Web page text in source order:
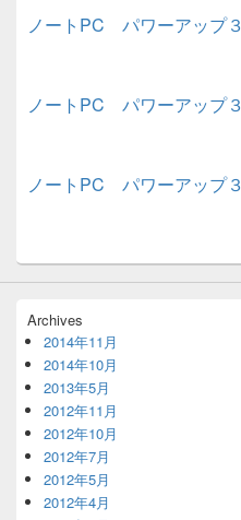
ノートPC パワーアップ３
ノートPC パワーアップ３
ノートPC パワーアップ３
Archives
2014年11月
2014年10月
2013年5月
2012年11月
2012年10月
2012年7月
2012年5月
2012年4月